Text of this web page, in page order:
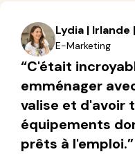
Lydia | Irlande
E-Marketing
“C'était
emménager
valise et d'avoir
équipements
prêts à l'emploi.”